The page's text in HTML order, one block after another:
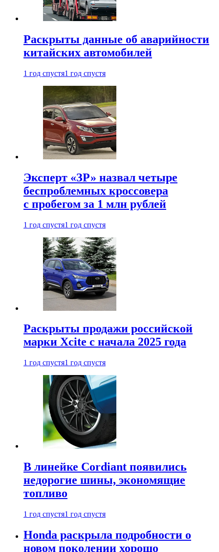
Раскрыты данные об аварийности
китайских автомобилей
1 год спустя1 год спустя
Эксперт «ЗР» назвал четыре
беспроблемных кроссовера
с пробегом за 1 млн рублей
1 год спустя1 год спустя
Раскрыты продажи российской
марки Xcite с начала 2025 года
1 год спустя1 год спустя
В линейке Cordiant появились
недорогие шины, экономящие
топливо
1 год спустя1 год спустя
Honda раскрыла подробности о
новом поколении хорошо